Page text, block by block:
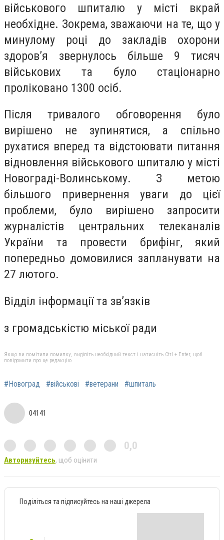
військового шпиталю у місті вкрай
необхідне. Зокрема, зважаючи на те, що у
минулому році до закладів охорони
здоров’я звернулось більше 9 тисяч
військових та було стаціонарно
проліковано 1300 осіб.
Після тривалого обговорення було
вирішено не зупинятися, а спільно
рухатися вперед та відстоювати питання
відновлення військового шпиталю у місті
Новограді-Волинському. З метою
більшого привернення уваги до цієї
проблеми, було вирішено запросити
журналістів центральних телеканалів
України та провести брифінг, який
попередньо домовилися запланувати на
27 лютого.
Відділ інформації та зв’язків
з громадськістю міської ради
Якщо ви помітили помилку, виділіть необхідний текст і натисніть Ctrl + Enter, щоб
повідомити про це редакцію
#Новоград #військові #ветерани #шпиталь
04141
0,0
Авторизуйтесь, щоб оцінити
Поділіться та підписуйтесь на наші джерела